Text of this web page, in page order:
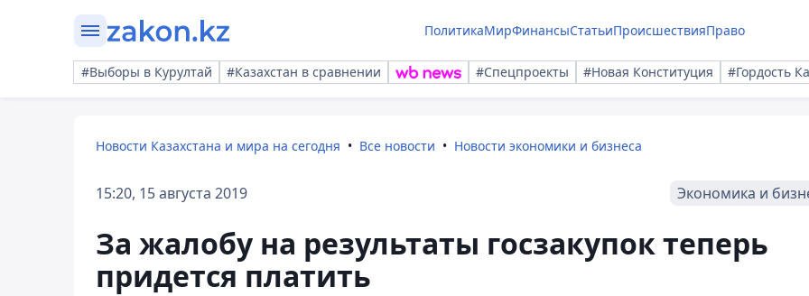
ПолитикаМирФинансыСтатьиПроисшествияПраво
#Выборы в Курултай #Казахстан в сравнении #Спецпроекты #Новая Конституция #Гордость
Новости Казахстана и мира на сегодня Все новости Новости экономики и бизнеса
15:20, 15 августа 2019 Экономика и
За жалобу на результаты госзакупок теперь
придется платить